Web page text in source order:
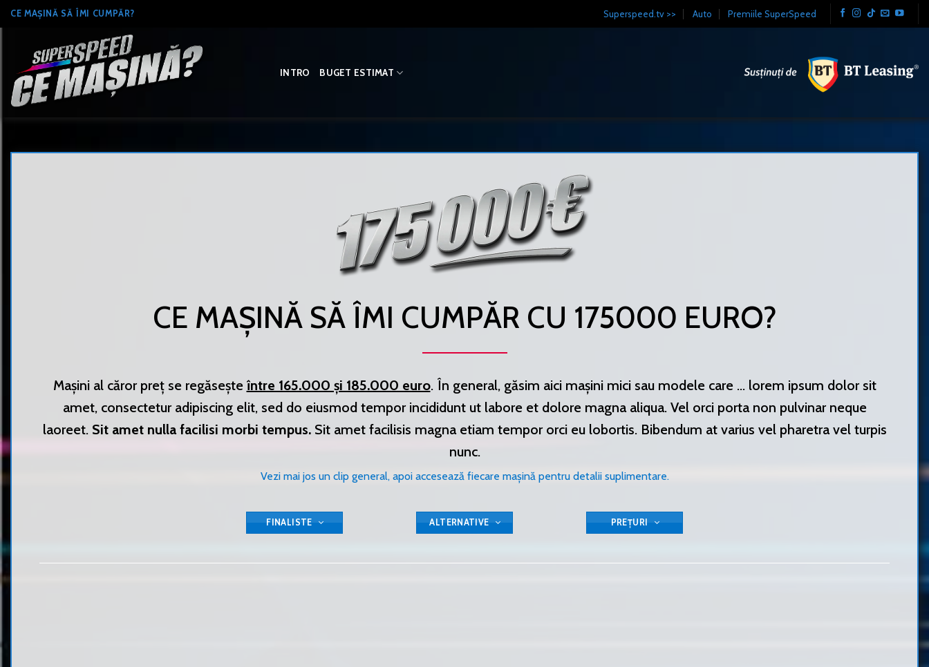
Skip
to
CE MAȘINĂ SĂ ÎMI CUMPĂR? Superspeed.tv >> Auto Premiile SuperSpeed
INTRO BUGET ESTIMAT
CE MAȘINĂ SĂ ÎMI CUMPĂR CU 175000 EURO?
Mașini al căror preț se regăsește între 165.000 și 185.000 euro. În general, găsim aici mașini mici sau modele care … lorem ipsum dolor sit
amet, consectetur adipiscing elit, sed do eiusmod tempor incididunt ut labore et dolore magna aliqua. Vel orci porta non pulvinar neque
laoreet. Sit amet nulla facilisi morbi tempus.Sit amet facilisis magna etiam tempor orci eu lobortis. Bibendum at varius vel pharetra vel turpis
nunc.
Vezi mai jos un clip general, apoi accesează fiecare mașină pentru detalii suplimentare.
FINALISTE ALTERNATIVE PREȚURI